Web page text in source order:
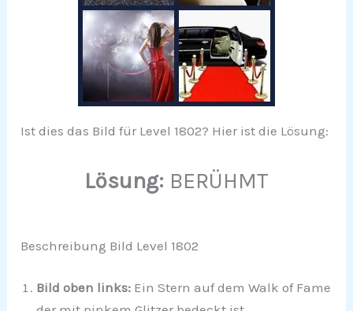
Ist dies das Bild für Level 1802? Hier ist die Lösung:
Lösung: BERÜHMT
Beschreibung Bild Level 1802
Bild oben links: Ein Stern auf dem Walk of Fame